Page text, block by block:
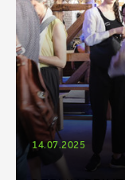
14.07.2025